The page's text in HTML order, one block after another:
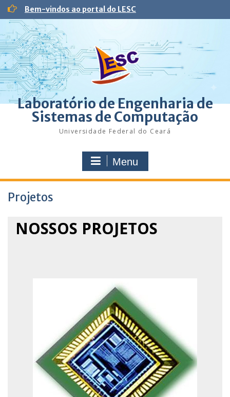
Skip
content
Bem-vindos ao portal do LESC
Laboratório de Engenharia de
Sistemas de Computação
Universidade Federal do Ceará
Menu
Projetos
NOSSOS PROJETOS